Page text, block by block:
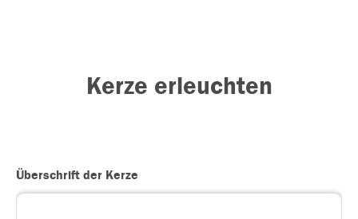
Kerze erleuchten
Überschrift der Kerze